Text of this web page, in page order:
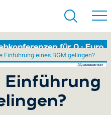
Einführung eines BGM gelingen?
Einführung